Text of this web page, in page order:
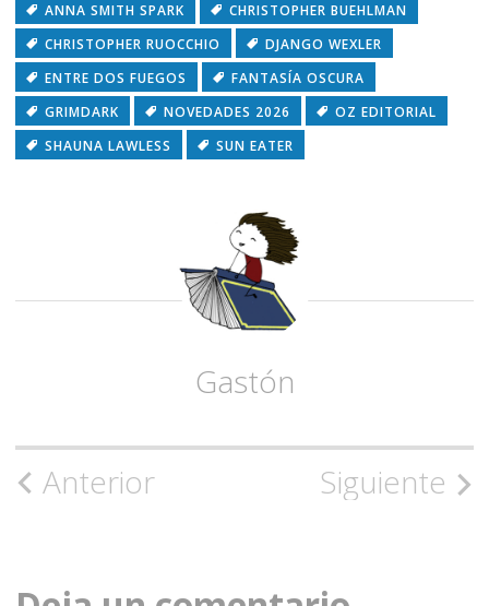
ANNA SMITH SPARK
CHRISTOPHER BUEHLMAN
CHRISTOPHER RUOCCHIO
DJANGO WEXLER
ENTRE DOS FUEGOS
FANTASÍA OSCURA
GRIMDARK
NOVEDADES 2026
OZ EDITORIAL
SHAUNA LAWLESS
SUN EATER
Gastón
Navegación
la
Anterior Siguiente